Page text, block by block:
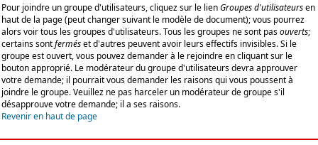
Pour joindre un groupe d'utilisateurs, cliquez sur le lienGroupes d'utilisateursen
haut de la page (peut changer suivant le modèle de document); vous pourrez
alors voir tous les groupes d'utilisateurs. Tous les groupes ne sont pasouverts;
certains sontferméset d'autres peuvent avoir leurs effectifs invisibles. Si le
groupe est ouvert, vous pouvez demander à le rejoindre en cliquant sur le
bouton approprié. Le modérateur du groupe d'utilisateurs devra approuver
votre demande; il pourrait vous demander les raisons qui vous poussent à
joindre le groupe. Veuillez ne pas harceler un modérateur de groupe s'il
désapprouve votre demande; il a ses raisons.
Revenir en haut de page